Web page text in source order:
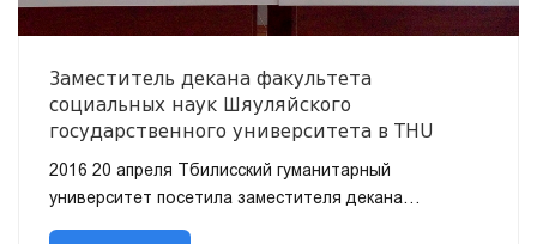
Заместитель декана факультета
социальных наук Шяуляйского
государственного университета в THU
2016 20 апреля Тбилисский гуманитарный
университет посетила заместителя декана
факультета социальных наук Шяуляйского